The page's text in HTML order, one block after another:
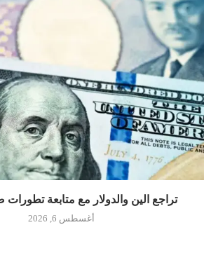
تراجع الين والدولار مع متابعة تطورات
أغسطس 6, 2026